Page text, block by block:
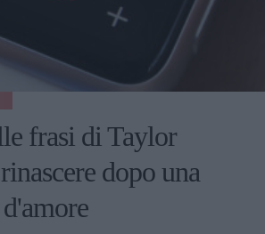
frasi di Taylor
dopo una